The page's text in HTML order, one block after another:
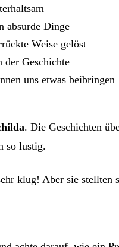
absurde Dinge
Weise gelöst
der Geschichte
uns etwas beibringen
. Die Geschichten
so lustig.
klug! Aber sie